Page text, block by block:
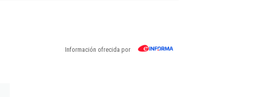
Información ofrecida por